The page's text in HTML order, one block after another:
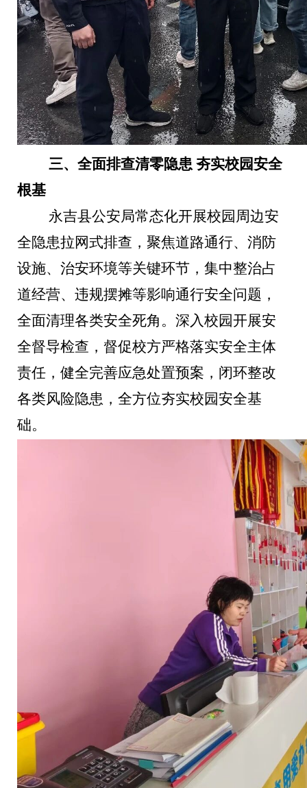
三、全面排查清零隐患 夯实校园安全
根基
永吉县公安局常态化开展校园周边安
全隐患拉网式排查，聚焦道路通行、消防
设施、治安环境等关键环节，集中整治占
道经营、违规摆摊等影响通行安全问题，
全面清理各类安全死角。深入校园开展安
全督导检查，督促校方严格落实安全主体
责任，健全完善应急处置预案，闭环整改
各类风险隐患，全方位夯实校园安全基
础。